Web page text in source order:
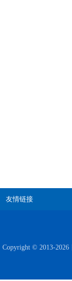
友情链接
Copyright © 2013-2026